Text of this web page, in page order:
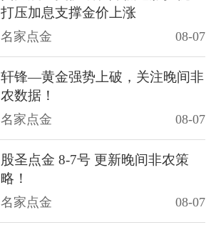
打压加息支撑金价上涨
名家点金 08-07
轩锋—黄金强势上破，关注晚间非
农数据！
名家点金 08-07
股圣点金 8-7号 更新晚间非农策
略！
名家点金 08-07